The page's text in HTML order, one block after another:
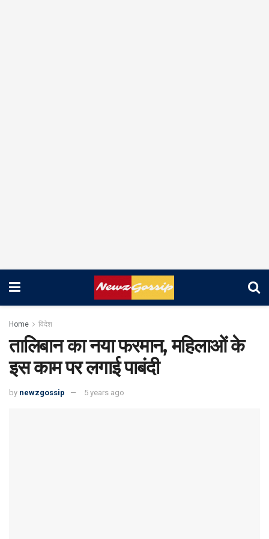
Home विदेश
तालिबान का नया फरमान, महिलाओं के
इस काम पर लगाई पाबंदी
by newzgossip 5 years ago